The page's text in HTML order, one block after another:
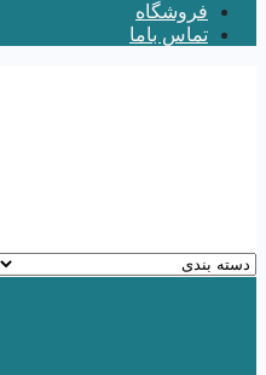
فروشگاه
تماس باما